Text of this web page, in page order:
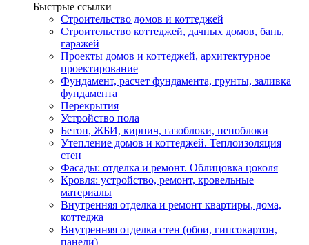
Быстрые ссылки
Строительство домов и коттеджей
Строительство коттеджей, дачных домов, бань,
гаражей
Проекты домов и коттеджей, архитектурное
проектирование
Фундамент, расчет фундамента, грунты, заливка
фундамента
Перекрытия
Устройство пола
Бетон, ЖБИ, кирпич, газоблоки, пеноблоки
Утепление домов и коттеджей. Теплоизоляция
стен
Фасады: отделка и ремонт. Облицовка цоколя
Кровля: устройство, ремонт, кровельные
материалы
Внутренняя отделка и ремонт квартиры, дома,
коттеджа
Внутренняя отделка стен (обои, гипсокартон,
панели)